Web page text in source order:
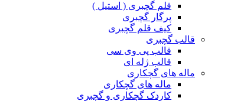
قلم گچبری ( استیل )
پرگار گچبری
کیف قلم گچبری
قالب گچبری
قالب پی وی سی
قالب ژله ای
ماله های گچکاری
ماله های گچکاری
کاردک گچکاری و گچبری